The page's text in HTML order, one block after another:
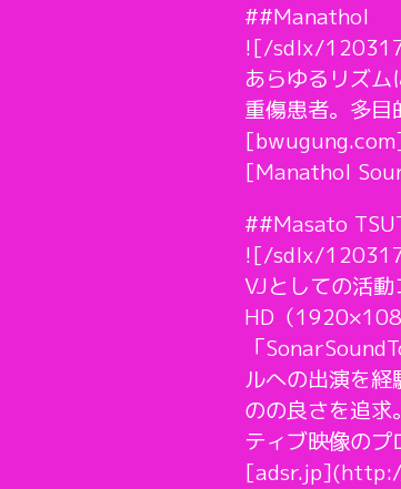
##Manathol
![/sdlx/
あらゆるリズ
重傷患者。多
[Manathol
##Masato
![/sdlx/
VJとしての活
HD（
「
ルへの出演を
のの良さを追
ティブ映像のプ